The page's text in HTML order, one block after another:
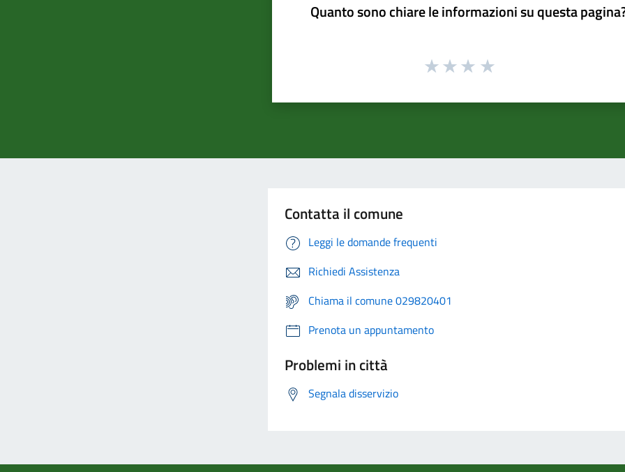
Quanto sono chiare le informazioni su questa
Contatta il comune
Leggi le domande frequenti
Richiedi Assistenza
Chiama il comune 029820401
Prenota un appuntamento
Problemi in città
Segnala disservizio